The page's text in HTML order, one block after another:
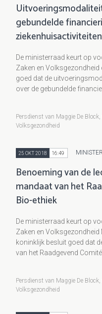
gebundelde
ziekenhuisactiviteiten
De ministerraad keurt op
Zaken en
goed dat de
over de gebundelde
Persdienst van Maggie De
Volksgezondheid
25 OKT 2018 16:49
Benoeming van de
mandaat van het
Bio-ethiek
De ministerraad keurt op
Zaken en Volksgezondheid
koninklijk besluit goed dat
van het Raadgevend
Persdienst van Maggie De
Volksgezondheid